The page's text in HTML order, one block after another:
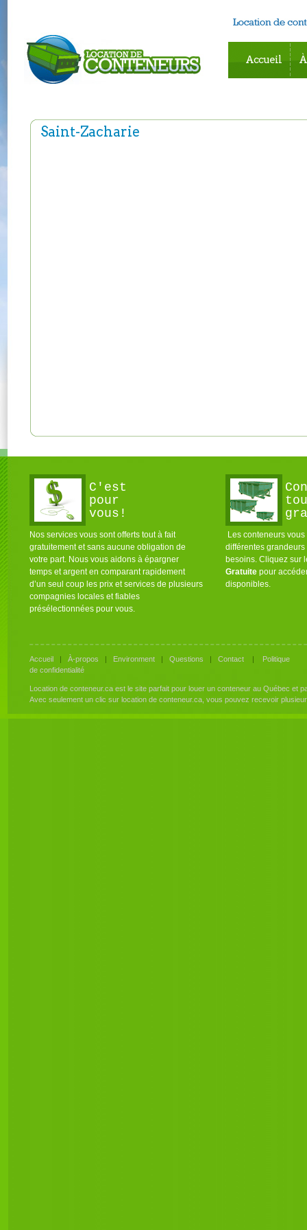
Accueil
Saint-Zacharie
C'est
pour
vous!
Nos services vous sont offerts tout à fait
gratuitement et sans aucune obligation de
votre part. Nous vous aidons à épargner
temps et argent en comparant rapidement
d’un seul coup les prix et services de plusieurs
compagnies locales et fiables
présélectionnées pour vous.
Les conteneurs
différentes grandeurs
besoins. Cliquez sur
Gratuite pour
disponibles.
Accueil | À-propos | Environment | Questions | Contact | Politique
de confidentialité
Location de conteneur.ca est le site parfait pour louer un conteneur au Québec et
Avec seulement un clic sur location de conteneur.ca, vous pouvez recevoir